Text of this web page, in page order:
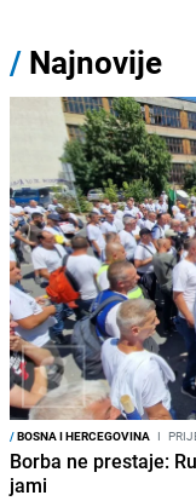
/ Najnovije
/BOSNA I HERCEGOVINA I
Borba ne prestaje:
jami